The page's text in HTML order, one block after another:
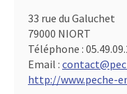
33 rue du Galuchet
79000 NIORT
Téléphone :
Email :
http://www.peche-